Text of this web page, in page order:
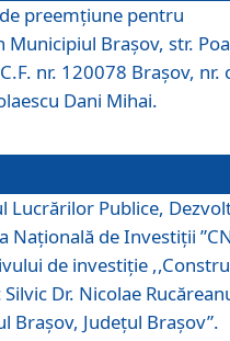
preemţiune pentru
Braşov, str.
nr. 120078 Brașov, nr.
Dani Mihai.
Lucrărilor Publice,
de Investiţii
de investiţie
Dr. Nicolae
Brașov, Județul Brașov”.